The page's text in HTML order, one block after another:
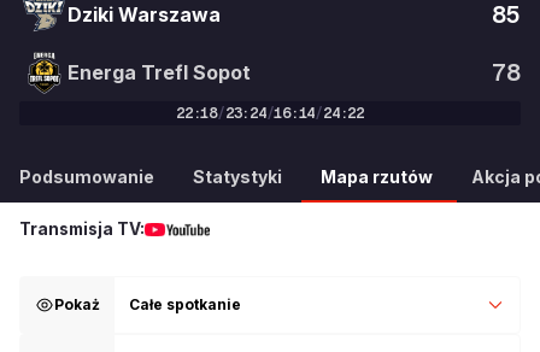
Dziki Warszawa 85
78
Energa Trefl Sopot
22:18/23: 24/16:14/24:22
85:78
Podsumowanie Statystyki Mapa rzutów Akcja
Transmisja TV:
Pokaż Całe spotkanie